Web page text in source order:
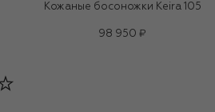
Кожаные босоножки Keira 105
98 950 ₽